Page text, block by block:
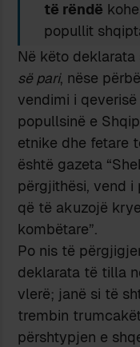
të rëndë
popullit
Në këto
së pari, nëse
vendimi i
popullsinë e
etnike dhe fetare
është gazeta
përgjithësi, vend
që të akuzojë
kombëtare”.
Po nis të
deklarata të tilla
vlerë; janë si të
trembin
përshtypjen e